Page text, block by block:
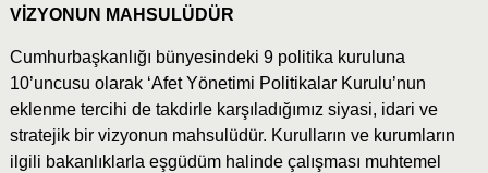
VİZYONUN MAHSULÜDÜR
Cumhurbaşkanlığı bünyesindeki 9 politika kuruluna
10’uncusu olarak ‘Afet Yönetimi Politikalar Kurulu’nun
eklenme tercihi de takdirle karşıladığımız siyasi, idari ve
stratejik bir vizyonun mahsulüdür. Kurulların ve kurumların
ilgili bakanlıklarla eşgüdüm halinde çalışması muhtemel